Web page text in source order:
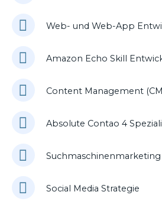
Web- und Web-App
Amazon Echo Skill
Content Management
Absolute Contao 4
Suchmaschinenmarketing
Social Media Strategie